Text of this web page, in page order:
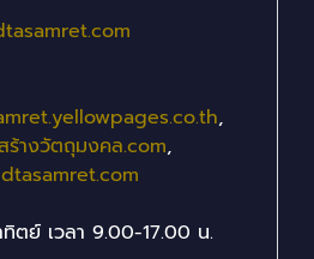
,
างวัตถุมงคล.com,
ตย์ เวลา 9.00-17.00 น.